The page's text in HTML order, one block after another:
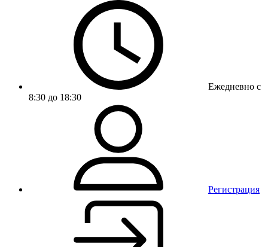
Ежедневно с
8:30 до 18:30
Регистрация